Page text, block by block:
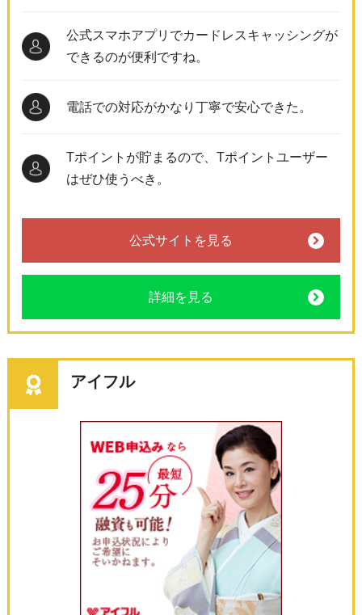
公式スマホアプリでカードレスキャッシングが
できるのが便利ですね。
電話での対応がかなり丁寧で安心できた。
Tポイントが貯まるので、Tポイントユーザー
はぜひ使うべき。
公式サイトを見る
詳細を見る
アイフル